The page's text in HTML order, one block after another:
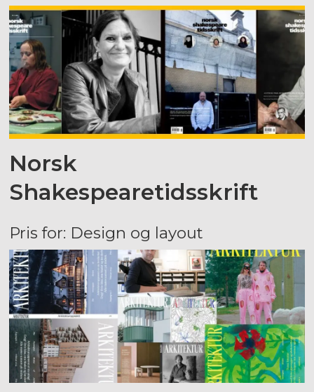
Norsk
Shakespearetidsskrift
Pris for: Design og layout